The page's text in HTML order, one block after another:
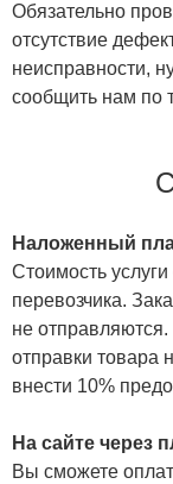
Обязательно
отсутствие
неисправности,
сообщить нам по
Наложенный
Стоимость
перевозчика.
не
отправки товара
внести 10%
На сайте через
Вы сможете